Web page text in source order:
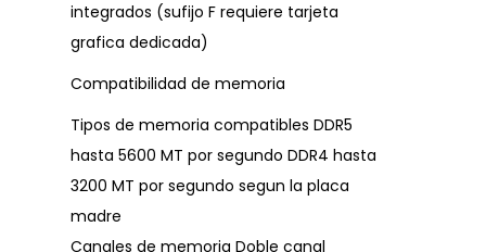
integrados (sufijo F requiere tarjeta
grafica dedicada)
Compatibilidad de memoria
Tipos de memoria compatibles DDR5
hasta 5600 MT por segundo DDR4 hasta
3200 MT por segundo segun la placa
madre
Canales de memoria Doble canal